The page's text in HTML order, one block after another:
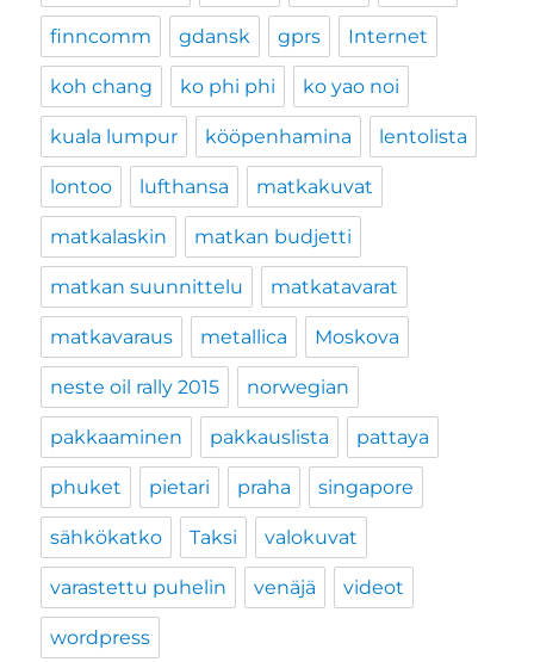
finncomm gdansk gprs Internet
koh chang ko phi phi ko yao noi
kuala lumpur kööpenhamina lentolista
lontoo lufthansa matkakuvat
matkalaskin matkan budjetti
matkan suunnittelu matkatavarat
matkavaraus metallica Moskova
neste oil rally 2015 norwegian
pakkaaminen pakkauslista pattaya
phuket pietari praha singapore
sähkökatko Taksi valokuvat
varastettu puhelin venäjä videot
wordpress